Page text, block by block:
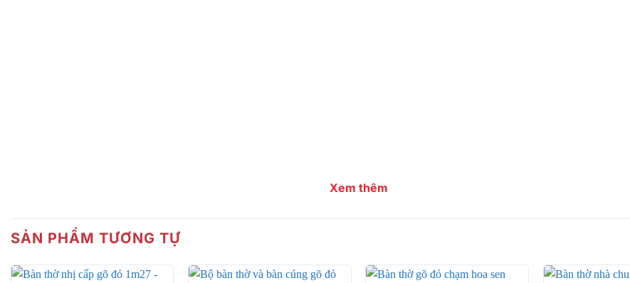
Sở hữu thiết kế cổ điển sang trọng cùng với khả năng tối ưu công năng hiệu quả, bàn thờ tam cấp gỗ gõ đỏ xứng
trong những sản phẩm tuyệt vời mà bạn không nên bỏ qua. Từ chất liệu, thiết kế, giá thành đều đáp ứng tốt tất cả
Xem thêm
SẢN PHẨM TƯƠNG TỰ